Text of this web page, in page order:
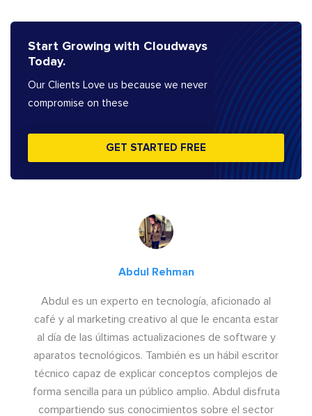
Start Growing with Cloudways
Today.
Our Clients Love us because we never
compromise on these
GET STARTED FREE
Abdul Rehman
Abdul es un experto en tecnología, aficionado al
café y al marketing creativo al que le encanta estar
al día de las últimas actualizaciones de software y
aparatos tecnológicos. También es un hábil escritor
técnico capaz de explicar conceptos complejos de
forma sencilla para un público amplio. Abdul disfruta
compartiendo sus conocimientos sobre el sector